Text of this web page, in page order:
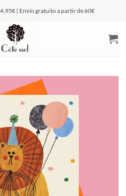
| Envío gratuito a partir de 60€